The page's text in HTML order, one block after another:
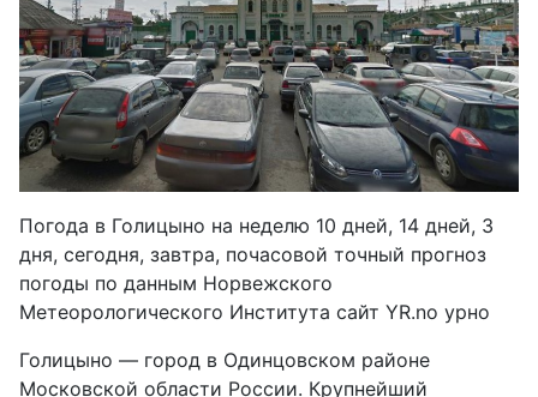
Погода в Голицыно на неделю 10 дней, 14 дней, 3
дня, сегодня, завтра, почасовой точный прогноз
погоды по данным Норвежского
Метеорологического Института сайт YR.no урно
Голицыно — город в Одинцовском районе
Московской области России. Крупнейший